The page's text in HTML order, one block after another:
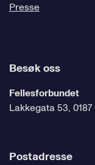
Presse
Besøk oss
Fellesforbundet
Lakkegata 53,
Postadresse